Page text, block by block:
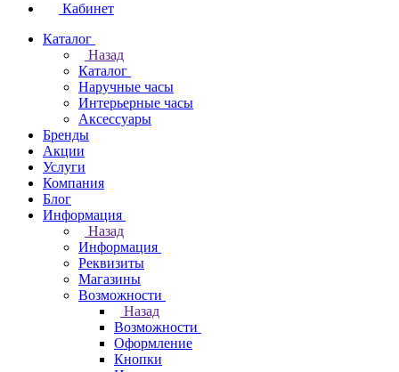
Кабинет
Каталог
Назад
Каталог
Наручные часы
Интерьерные часы
Аксессуары
Бренды
Акции
Услуги
Компания
Блог
Информация
Назад
Информация
Реквизиты
Магазины
Возможности
Назад
Возможности
Оформление
Кнопки